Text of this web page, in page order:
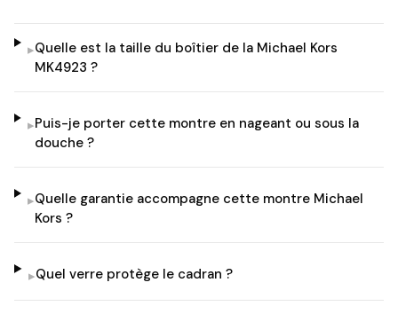
▸Quelle est la taille du boîtier de la Michael Kors
MK4923 ?
▸Puis-je porter cette montre en nageant ou sous la
douche ?
▸Quelle garantie accompagne cette montre Michael
Kors ?
▸Quel verre protège le cadran ?